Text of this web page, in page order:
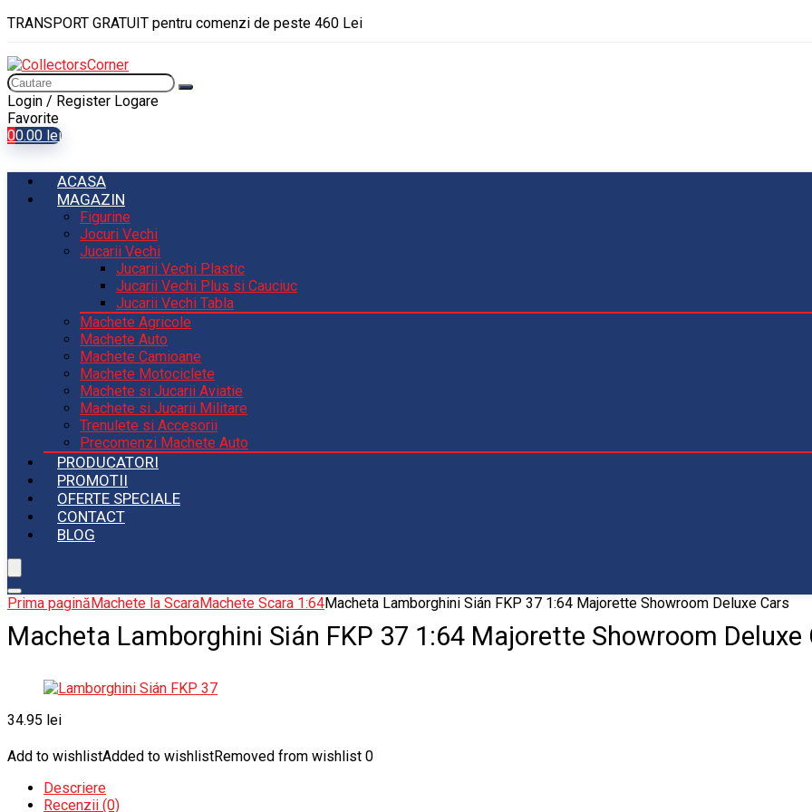
TRANSPORT GRATUIT pentru comenzi de peste 460 Lei
Login / Register Logare
Favorite
00.00 lei
ACASA
MAGAZIN
Figurine
Jocuri Vechi
Jucarii Vechi
Jucarii Vechi Plastic
Jucarii Vechi Plus si Cauciuc
Jucarii Vechi Tabla
Machete Agricole
Machete Auto
Machete Camioane
Machete Motociclete
Machete si Jucarii Aviatie
Machete si Jucarii Militare
Trenulete si Accesorii
Precomenzi Machete Auto
PRODUCATORI
PROMOTII
OFERTE SPECIALE
CONTACT
BLOG
Prima paginăMachete la ScaraMachete Scara 1:64Macheta Lamborghini Sián FKP 37 1:64 Majorette Showroom Deluxe Cars
Macheta Lamborghini Sián FKP 37 1:64 Majorette Showroom Deluxe
34.95 lei
Add to wishlistAdded to wishlistRemoved from wishlist 0
Descriere
Recenzii (0)